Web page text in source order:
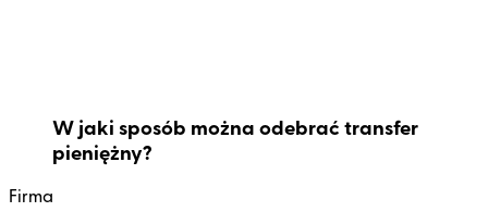
W jaki sposób można odebrać transfer
pieniężny?
Firma